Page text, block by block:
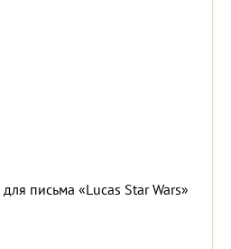
письма «Lucas Star Wars»